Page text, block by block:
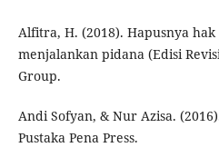
Alfitra, H. (2018). Hapusnya
menjalankan pidana (Edisi
Group.
Andi Sofyan, & Nur Azisa.
Pustaka Pena Press.